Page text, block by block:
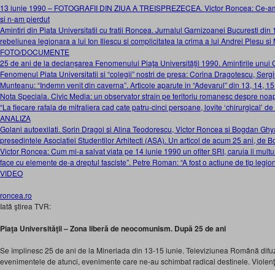
13 iunie 1990 – FOTOGRAFII DIN ZIUA A TREISPREZECEA. Victor Roncea: Ce-
si n-am pierdut
Amintiri din Piata Universitatii cu fratii Roncea. Jurnalul Garnizoanei Bucuresti din
rebeliunea legionara a lui Ion Iliescu si complicitatea la crima a lui Andrei Plesu si
FOTO/DOCUMENTE
25 de ani de la declanşarea Fenomenului Piaţa Universităţii 1990. Amintirile unui
Fenomenul Piata Universitatii si “colegii” nostri de presa: Corina Dragotescu,
Munteanu: “Indemn venit din caverna”. Articole aparute in “Adevarul” din 13, 14,
Nota Speciala. Civic Media: un observator strain pe teritoriu romanesc despre
“La fiecare rafala de mitraliera cad cate patru-cinci persoane, lovite ‘chirurgical’
ANALIZA
Golani autoexilati. Sorin Dragoi si Alina Teodorescu, Victor Roncea si Bogdan
presedintele Asociatiei Studentilor Arhitecti (ASA). Un articol de acum 25 ani, de
Victor Roncea: Cum mi-a salvat viata pe 14 iunie 1990 un ofiter SRI, caruia ii
face cu elemente de-a dreptul fasciste”. Petre Roman: “A fost o actiune de tip
VIDEO
roncea.ro
Iată ştirea TVR:
Piaţa Universităţii – Zona liberă de neocomunism. După 25 de ani
Se împlinesc 25 de ani de la Mineriada din 13-15 iunie. Televiziunea Română
evenimentele de atunci, evenimente care ne-au schimbat radical destinele.